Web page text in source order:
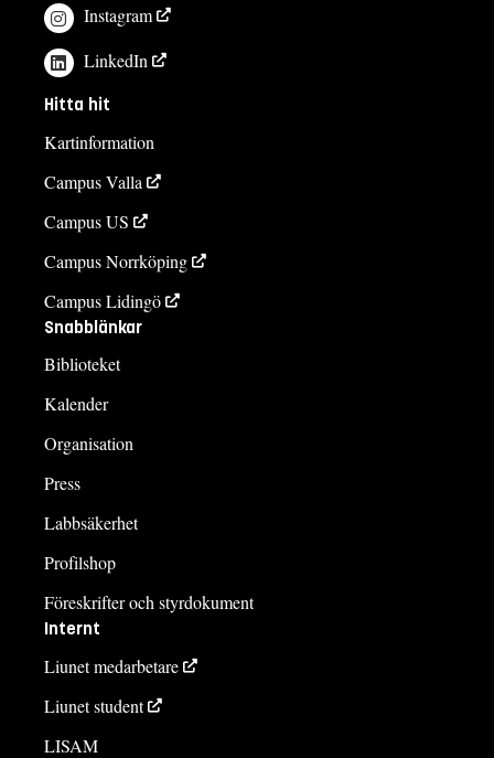
Instagram
LinkedIn
Hitta hit
Kartinformation
Campus Valla
Campus US
Campus Norrköping
Campus Lidingö
Snabblänkar
Biblioteket
Kalender
Organisation
Press
Labbsäkerhet
Profilshop
Föreskrifter och styrdokument
Internt
Liunet medarbetare
Liunet student
LISAM